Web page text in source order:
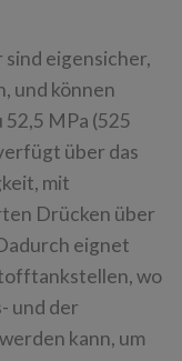
eigensicher,
und können
MPa (525
über das
mit
Drücken über
eignet
wo
und der
kann, um